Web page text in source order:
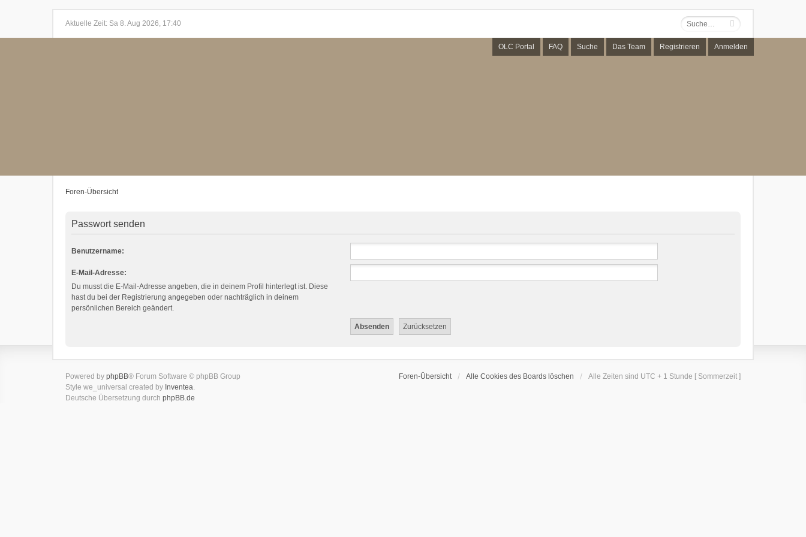
Aktuelle Zeit: Sa 8. Aug 2026, 17:40
OLC Portal FAQ Suche Das Team Registrieren Anmelden
Foren-Übersicht
Passwort senden
Benutzername:
E-Mail-Adresse:
Du musst die E-Mail-Adresse angeben, die in deinem Profil hinterlegt ist. Diese
hast du bei der Registrierung angegeben oder nachträglich in deinem
persönlichen Bereich geändert.
Foren-Übersicht Alle Cookies des Boards löschen Alle Zeiten sind UTC + 1 Stunde [ Sommerzeit ]
Powered by phpBB® Forum Software © phpBB Group
Style we_universal created by Inventea.
Deutsche Übersetzung durch phpBB.de